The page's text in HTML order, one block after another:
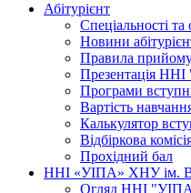
Абітурієнт
Спеціальності
Новини
Правила
Презентація
Програми
Вартість
Калькулятор
Відбіркова
Прохідний бал
ННІ «УІПА» ХНУ ім.
Огляд ННІ